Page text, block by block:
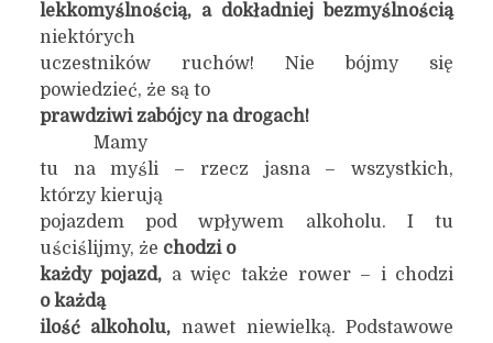
lekkomyślnością, a dokładniej bezmyślnością
niektórych
uczestników ruchów! Nie bójmy się
powiedzieć, że są to
prawdziwi zabójcy na drogach!
Mamy
tu na myśli – rzecz jasna – wszystkich,
którzy kierują
pojazdem pod wpływem alkoholu. I tu
uściślijmy, że chodzi o
każdy pojazd, a więc także rower – i chodzi
o każdą
ilość alkoholu, nawet niewielką. Podstawowe